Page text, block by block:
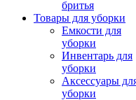
бритья
Товары для уборки
Емкости для
уборки
Инвентарь для
уборки
Аксессуары
уборки